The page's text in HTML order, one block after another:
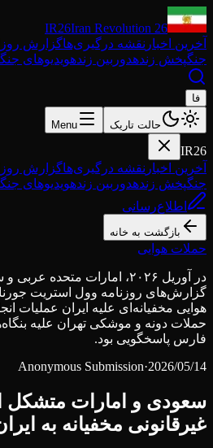
IR26Iran Revolution 26
آخرین اخبار نقشه درگیری‌هاگزارش
جنگپخش زندهدوربین زندهویدیوهای جنگ
فا
حالت تاریک Menu
IR26
آخرین اخبار نقشه درگیری‌هاگزارش
جنگپخش زندهدوربین زندهویدیوهای جنگ
اطلاع‌رسانی
بازگشت به خانه
حملات هوایی
در آوریل ۲۰۲۶، امارات
هوایی مخفیانه‌ای علیه ایران عملیات
حملات دونه و موشکی تهران علیه
فارس پاسخگویی بود.
Anonymous Submission·2026/05/14
سعودی و امارات متشکل
غیرقانونی مخفیانه به